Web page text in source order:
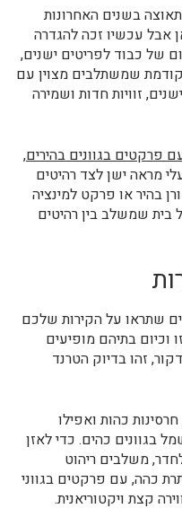
בשנים האחרונות
אבל עכשיו זכה להגדרה
של כבוד לפריטים ישנים,
שמשתלבים מצוין עם
זוויות חדות ושמירה
פרקטים בגוונים בהירים,
מראה ישן לצד רהיטים
בהיר או פרקט למינציה
בית שמשלב בין רהיטים
שתראו על הקירות שלכם
וכיום בתיהם מופיעים
זהו בדיוק הטרנד
כהות ואפילו
בגוונים כהים. כדי לאזן
משלבים ריהוט
כהה, עם פרקטים בגווני
קצת ויקטוריאנית.